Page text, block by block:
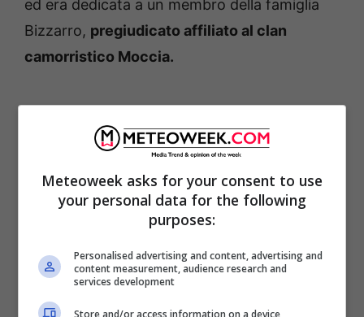
ed era dedicata a un membro della famiglia
Bizzarro, pregiudicato affiliato al clan
camorristico Moccia.
Meteoweek asks for your consent to use
your personal data for the following
purposes:
Personalised advertising and content, advertising and
content measurement, audience research and
services development
Store and/or access information on a device